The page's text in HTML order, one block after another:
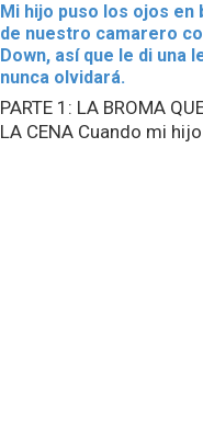
Mi hijo puso los ojos en
de nuestro camarero
Down, así que le di una
nunca olvidará.
PARTE 1: LA BROMA
LA CENA Cuando mi